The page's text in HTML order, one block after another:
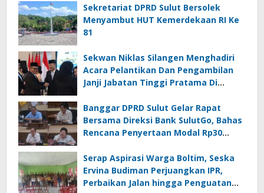
Melawan Tim Kodam XIII Merdeka
Sekretariat DPRD Sulut Bersolek
Menyambut HUT Kemerdekaan RI Ke
81
Sekwan Niklas Silangen Menghadiri
Acara Pelantikan Dan Pengambilan
Janji Jabatan Tinggi Pratama Di
Berikan Ucapan Selamat
Banggar DPRD Sulut Gelar Rapat
Bersama Direksi Bank SulutGo, Bahas
Rencana Penyertaan Modal Rp30
Serap Aspirasi Warga Boltim, Seska
Ervina Budiman Perjuangkan IPR,
Perbaikan Jalan hingga Penguatan